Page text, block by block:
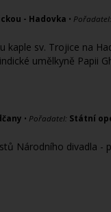
- Hadovka • Pořadatel:
sv. Trojice na
umělkyně Papii
• Pořadatel: Státní
Národního divadla -